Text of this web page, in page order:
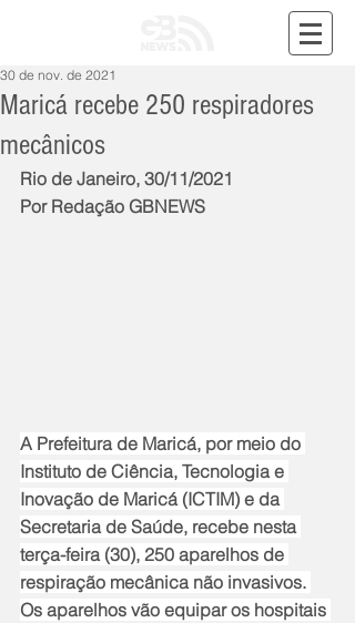
Maricá recebe 250 respiradores
mecânicos
30 de nov. de 2021
Rio de Janeiro, 30/11/2021
Por Redação GBNEWS
A Prefeitura de Maricá, por meio do
Instituto de Ciência, Tecnologia e
Inovação de Maricá (ICTIM) e da
Secretaria de Saúde, recebe nesta
terça-feira (30), 250 aparelhos de
respiração mecânica não invasivos.
Os aparelhos vão equipar os hospitais